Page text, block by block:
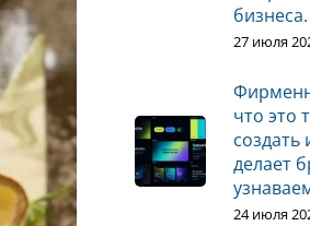
бизнеса.
27 июля
что это
создать
делает
24 июля